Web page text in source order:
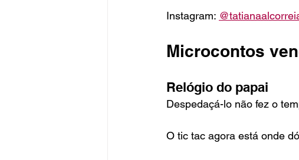
Instagram:
Microcontos
Relógio do papai
Despedaçá-lo não fez o
O tic tac agora está onde